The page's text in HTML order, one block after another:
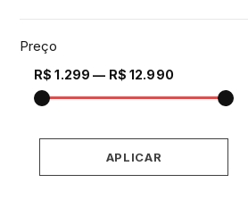
Preço
R$ 1.299 — R$ 12.990
APLICAR